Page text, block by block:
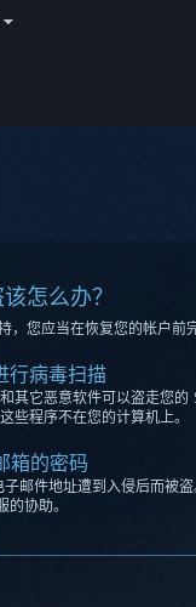
怎么办？
您应当在恢复您的帐户前
行病毒扫描
其它恶意软件可以盗走您
些程序不在您的计算机上。
箱的密码
邮件地址遭到入侵后而被
协助。